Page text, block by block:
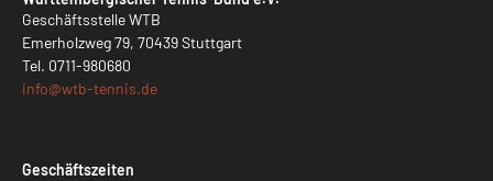
Geschäftsstelle WTB
Emerholzweg 79, 70439 Stuttgart
Tel. 0711-980680
info@wtb-tennis.de
Geschäftszeiten